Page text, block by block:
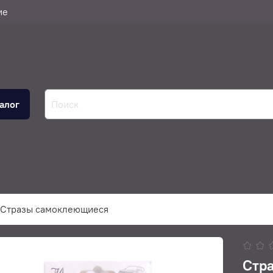
Стразы самоклеющиеся